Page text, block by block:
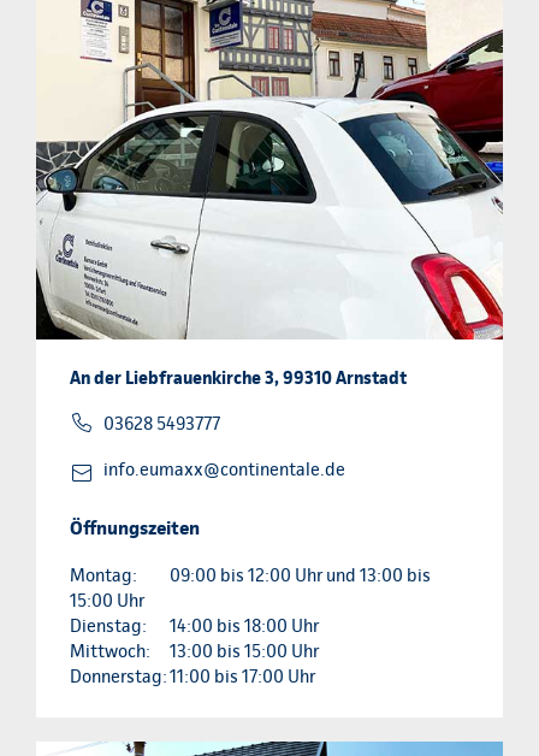
An der Liebfrauenkirche 3, 99310 Arnstadt
03628 5493777
info.eumaxx@continentale.de
Öffnungszeiten
Montag:
09:00 bis 12:00 Uhr und 13:00 bis
15:00 Uhr
Dienstag:
14:00 bis 18:00 Uhr
Mittwoch:
13:00 bis 15:00 Uhr
Donnerstag:11:00 bis 17:00 Uhr